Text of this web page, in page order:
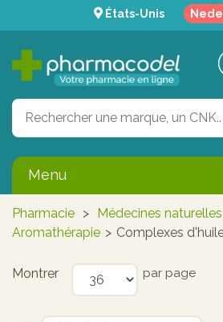
États-Unis
Menu
Pharmacie > Médecines
Aromathérapie > Complexes
Montrer par page